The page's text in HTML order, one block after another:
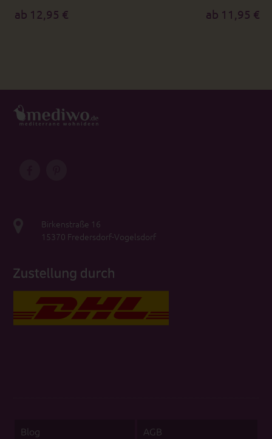
ab 12,95 € ab 11,95 €
Birkenstraße 16
15370 Fredersdorf-Vogelsdorf
Blog AGB